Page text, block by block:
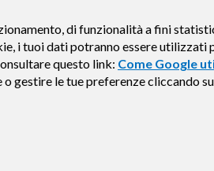
finalizzato valida dal 07/07/2026 al 15/01/
credito € 800. Importo totale dovuto dal
ti ricorda, prima di sottoscrivere il
di funzionalità a fini
i tuoi dati potranno essere
questo link: Come Google
gestire le tue preferenze cliccando